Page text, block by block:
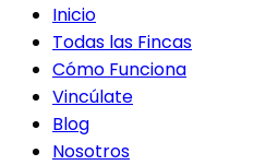
Inicio
Todas las Fincas
Cómo Funciona
Vincúlate
Blog
Nosotros